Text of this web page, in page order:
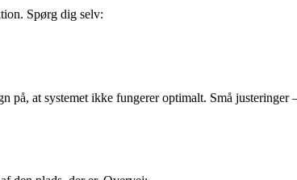
Spørg dig selv:
at systemet ikke fungerer optimalt. Små